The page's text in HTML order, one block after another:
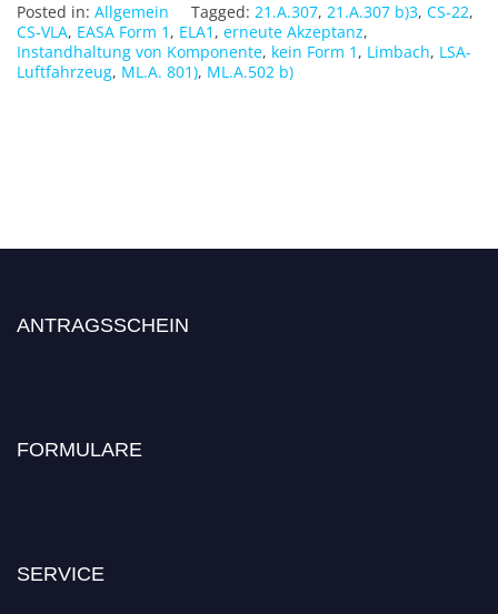
Posted in: Allgemein Tagged: 21.A.307, 21.A.307 b)3, CS-22,
CS-VLA, EASA Form 1 , ELA1 , erneute Akzeptanz,
Instandhaltung von Komponente, kein Form 1 , Limbach, LSA-
Luftfahrzeug, ML.A. 801), ML.A.502 b)
ANTRAGSSCHEIN
FORMULARE
SERVICE